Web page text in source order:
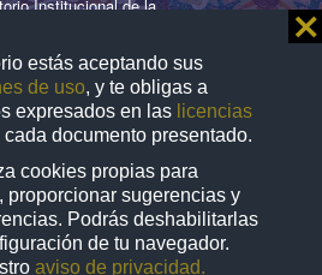
estás aceptando sus
de uso, y te obligas a
expresados en las licencias
documento presentado.
cookies propias para
proporcionar sugerencias y
Podrás deshabilitarlas
de tu navegador.
aviso de privacidad.
⨯
Institucional de la
Contacto Normatividad
Nacional Autónoma de
Coyoacán, C. P. 04510,
Este sitiowebpuede ser